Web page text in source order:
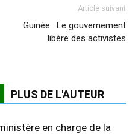
Article suivant
Guinée : Le gouvernement
libère des activistes
PLUS DE L'AUTEUR
en charge de la